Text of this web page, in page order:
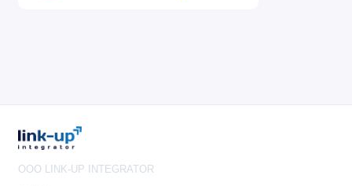
OOO LINK-UP INTEGRATOR